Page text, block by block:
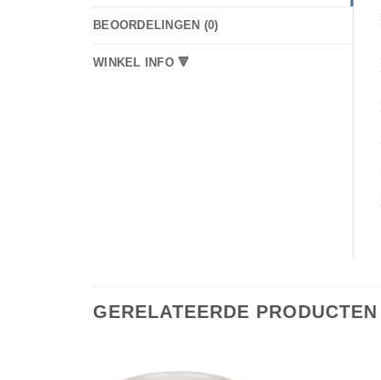
BEOORDELINGEN (0)
WINKEL INFO 🔻
GERELATEERDE PRODUCTEN